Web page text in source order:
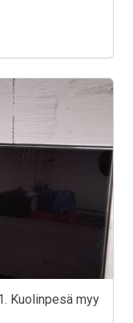
Kuolinpesä myy